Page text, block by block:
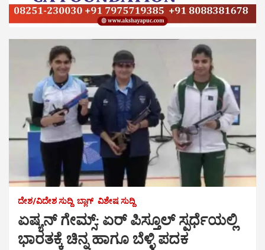
ದೇಶ/ವಿದೇಶ ಸುದ್ದಿ ಬ್ಲಾಗ್ ವಿಶೇಷ ಸುದ್ದಿ
ಏಷ್ಯನ್ ಗೇಮ್ಸ್: ಏರ್ ಪಿಸ್ತೂಲ್ ಸ್ಪರ್ಧೆಯಲ್ಲಿ
ಭಾರತಕ್ಕೆ ಚಿನ್ನ ಹಾಗೂ ಬೆಳ್ಳಿ ಪದಕ